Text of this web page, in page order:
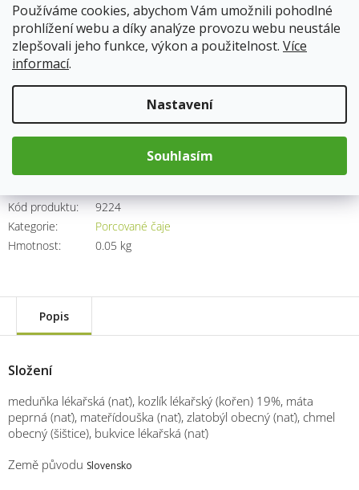
Používáme cookies, abychom Vám umožnili pohodlné
prohlížení webu a díky analýze provozu webu neustále
zlepšovali jeho funkce, výkon a použitelnost. Více
informací.
Nastavení
Souhlasím
Skladem
relaxaci.
Kód produktu:
9224
Kategorie:
Porcované čaje
Hmotnost: 0.05 kg
60 Kč
Měrná
cena:
Přidat do košíku
Popis
Složení
meduňka lékařská (nať), kozlík lékařský (kořen) 19%, máta
peprná (nať), mateřídouška (nať), zlatobýl obecný (nať), chmel
obecný (šištice), bukvice lékařská (nať)
Země původu Slovensko